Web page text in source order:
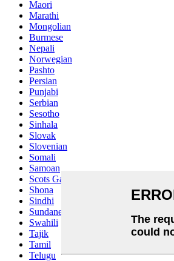
Maori
Marathi
Mongolian
Burmese
Nepali
Norwegian
Pashto
Persian
Punjabi
Serbian
Sesotho
Sinhala
Slovak
Slovenian
Somali
Samoan
Scots Gaelic
Shona
Sindhi
Sundanese
Swahili
Tajik
Tamil
Telugu